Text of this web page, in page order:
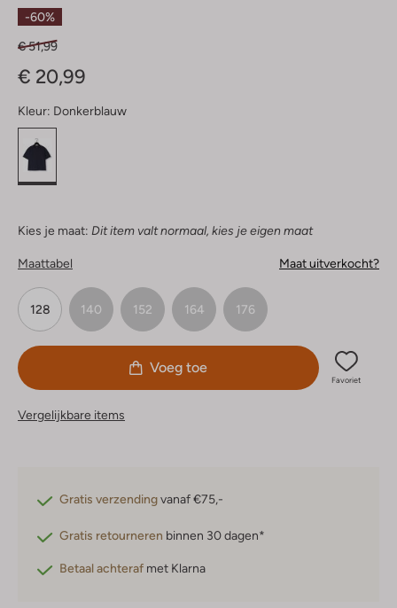
-60%
€ 51,99
€ 20,99
Kleur: Donkerblauw
Kies je maat: Dit item valt normaal, kies je eigen maat
Maattabel Maat uitverkocht?
128 140 152 164 176
Voeg toe
Favoriet
Vergelijkbare items
Gratis verzendingvanaf €75,-
Gratis retourneren binnen 30 dagen*
Betaal achteraf met Klarna